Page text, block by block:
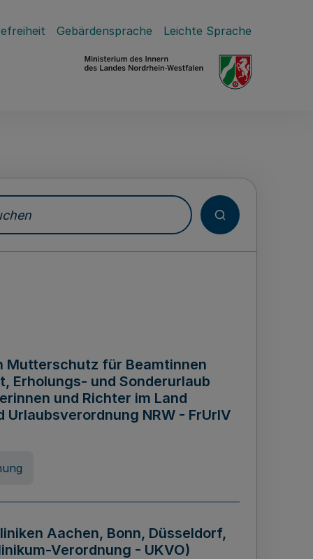
Gebärdensprache Leichte Sprache
Mutterschutz für Beamtinnen
Erholungs- und Sonderurlaub
und Richter im Land
NRW - FrUrlV
Aachen, Bonn, Düsseldorf,
Verordnung - UKVO)